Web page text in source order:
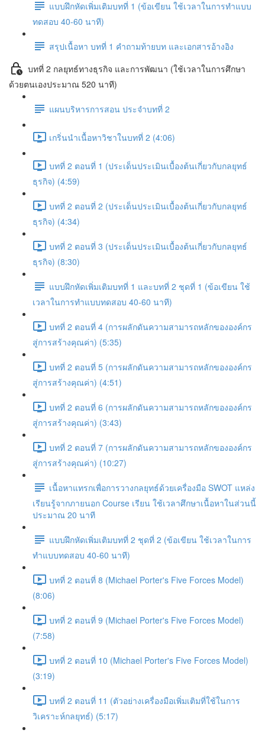
แบบฝึกหัดเพิ่มเติมบทที่ 1 (ข้อเขียน ใช้เวลาในการทำแบบ
ทดสอบ 40-60 นาที)
สรุปเนื้อหา บทที่ 1 คำถามท้ายบท และเอกสารอ้างอิง
บทที่ 2 กลยุทธ์ทางธุรกิจ และการพัฒนา (ใช้เวลาในการศึกษา
ด้วยตนเองประมาณ 520 นาที)
แผนบริหารการสอน ประจำบทที่ 2
เกริ่นนำเนื้อหาวิชาในบทที่ 2 (4:06)
บทที่ 2 ตอนที่ 1 (ประเด็นประเมินเบื้องต้นเกี่ยวกับกลยุทธ์
ธุรกิจ) (4:59)
บทที่ 2 ตอนที่ 2 (ประเด็นประเมินเบื้องต้นเกี่ยวกับกลยุทธ์
ธุรกิจ) (4:34)
บทที่ 2 ตอนที่ 3 (ประเด็นประเมินเบื้องต้นเกี่ยวกับกลยุทธ์
ธุรกิจ) (8:30)
แบบฝึกหัดเพิ่มเติมบทที่ 1 และบทที่ 2 ชุดที่ 1 (ข้อเขียน ใช้
เวลาในการทำแบบทดสอบ 40-60 นาที)
บทที่ 2 ตอนที่ 4 (การผลักดันความสามารถหลักขององค์กร
สู่การสร้างคุณค่า) (5:35)
บทที่ 2 ตอนที่ 5 (การผลักดันความสามารถหลักขององค์กร
สู่การสร้างคุณค่า) (4:51)
บทที่ 2 ตอนที่ 6 (การผลักดันความสามารถหลักขององค์กร
สู่การสร้างคุณค่า) (3:43)
บทที่ 2 ตอนที่ 7 (การผลักดันความสามารถหลักขององค์กร
สู่การสร้างคุณค่า) (10:27)
เนื้อหาแทรกเพื่อการวางกลยุทธ์ด้วยเครื่องมือ SWOT แหล่ง
เรียนรู้จากภายนอก Course เรียน ใช้เวลาศึกษาเนื้อหาในส่วนนี้
ประมาณ 20 นาที
แบบฝึกหัดเพิ่มเติมบทที่ 2 ชุดที่ 2 (ข้อเขียน ใช้เวลาในการ
ทำแบบทดสอบ 40-60 นาที)
บทที่ 2 ตอนที่ 8 (Michael Porter's Five Forces Model)
(8:06)
บทที่ 2 ตอนที่ 9 (Michael Porter's Five Forces Model)
(7:58)
บทที่ 2 ตอนที่ 10 (Michael Porter's Five Forces Model)
(3:19)
บทที่ 2 ตอนที่ 11 (ตัวอย่างเครื่องมือเพิ่มเติมที่ใช้ในการ
วิเคราะห์กลยุทธ์) (5:17)